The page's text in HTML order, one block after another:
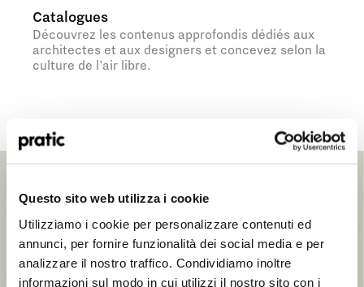
Questo sito web utilizza i cookie
Utilizziamo i cookie per personalizzare contenuti ed
annunci, per fornire funzionalità dei social media e per
analizzare il nostro traffico. Condividiamo inoltre
informazioni sul modo in cui utilizzi il nostro sito con i
Catalogues
Découvrez les contenus approfondis dédiés aux
architectes et aux designers et concevez selon la
culture de l'air libre.
Lumière, couleur, formes, beauté, biophilie. Chacun de
ces éléments influence notre perception de l’espace et
notre bien-être psychophysique à en profiter. Chacun
d’eux fait également l’objet d’autant d’études
neuroscientifiques menées par Pratic, aujourd’hui réunies
Quel est le profil qui vous correspond le mieux
HoReCa
Concepteur/Planificateur
Particulier